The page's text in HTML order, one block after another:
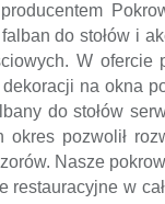
do stołów i
W ofercie
dekoracji na okna
do stołów
okres pozwolił
Nasze
restauracyjne w